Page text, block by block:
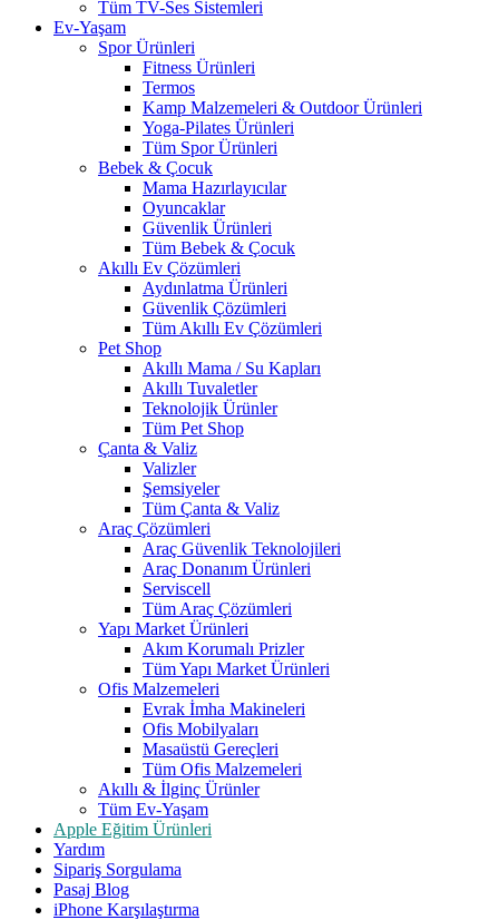
Tüm TV-Ses Sistemleri
Ev-Yaşam
Spor Ürünleri
Fitness Ürünleri
Termos
Kamp Malzemeleri & Outdoor Ürünleri
Yoga-Pilates Ürünleri
Tüm Spor Ürünleri
Bebek & Çocuk
Mama Hazırlayıcılar
Oyuncaklar
Güvenlik Ürünleri
Tüm Bebek & Çocuk
Akıllı Ev Çözümleri
Aydınlatma Ürünleri
Güvenlik Çözümleri
Tüm Akıllı Ev Çözümleri
Pet Shop
Akıllı Mama / Su Kapları
Akıllı Tuvaletler
Teknolojik Ürünler
Tüm Pet Shop
Çanta & Valiz
Valizler
Şemsiyeler
Tüm Çanta & Valiz
Araç Çözümleri
Araç Güvenlik Teknolojileri
Araç Donanım Ürünleri
Serviscell
Tüm Araç Çözümleri
Yapı Market Ürünleri
Akım Korumalı Prizler
Tüm Yapı Market Ürünleri
Ofis Malzemeleri
Evrak İmha Makineleri
Ofis Mobilyaları
Masaüstü Gereçleri
Tüm Ofis Malzemeleri
Akıllı & İlginç Ürünler
Tüm Ev-Yaşam
Apple Eğitim Ürünleri
Yardım
Sipariş Sorgulama
Pasaj Blog
iPhone Karşılaştırma